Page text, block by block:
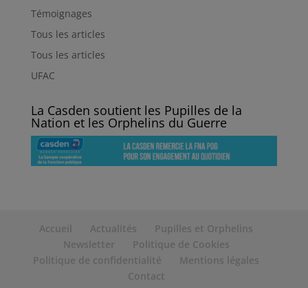
Témoignages
Tous les articles
Tous les articles
UFAC
La Casden soutient les Pupilles de la
Nation et les Orphelins du Guerre
Accueil Actualités
Pupilles et Orphelins
Newsletter
Politique de Cookies
Politique de confidentialité
Mentions légales
Contact